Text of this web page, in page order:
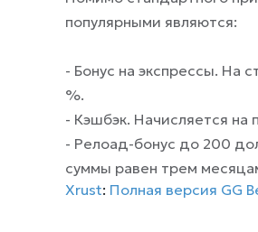
популярными являются:
- Бонус на экспрессы. На
%.
- Кэшбэк. Начисляется на
- Релоад-бонус до 200
суммы равен трем
Xrust: Полная версия GG